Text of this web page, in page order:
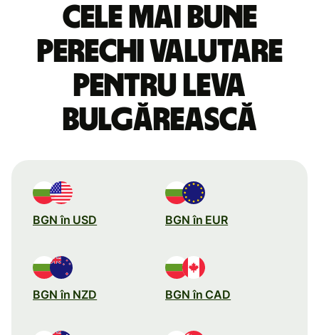
Cele mai bune
perechi valutare
pentru leva
bulgărească
BGN în USD BGN în EUR
BGN în NZD BGN în CAD